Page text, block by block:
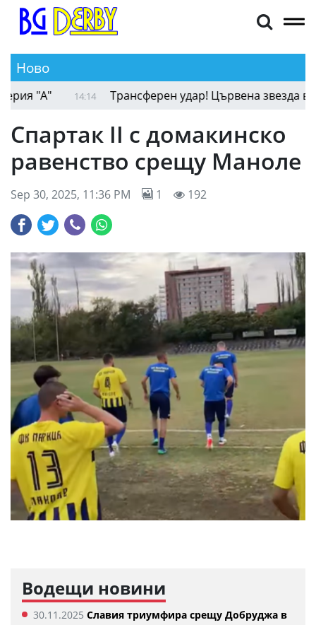
Ново
14:15 Даниел Малдини отново смени клуба в Серия
Спартак II с домакинско
равенство срещу Маноле
Sep 30, 2025, 11:36 PM 1 192
Водещи новини
30.11.2025 Славия триумфира срещу Добруджа в